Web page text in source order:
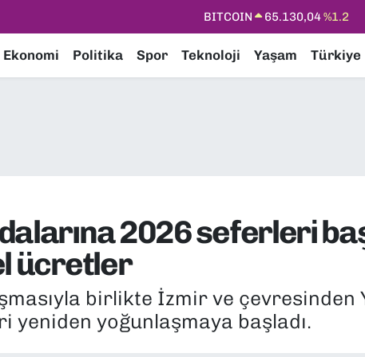
DOLAR 47,7106%0.17
STERLİN
64,4046%0.35
Ekonomi Politika Spor Teknoloji Yaşam Türkiye
2026 seferleri
ücretler
birlikte İzmir ve çevresinden
yoğunlaşmaya başladı.